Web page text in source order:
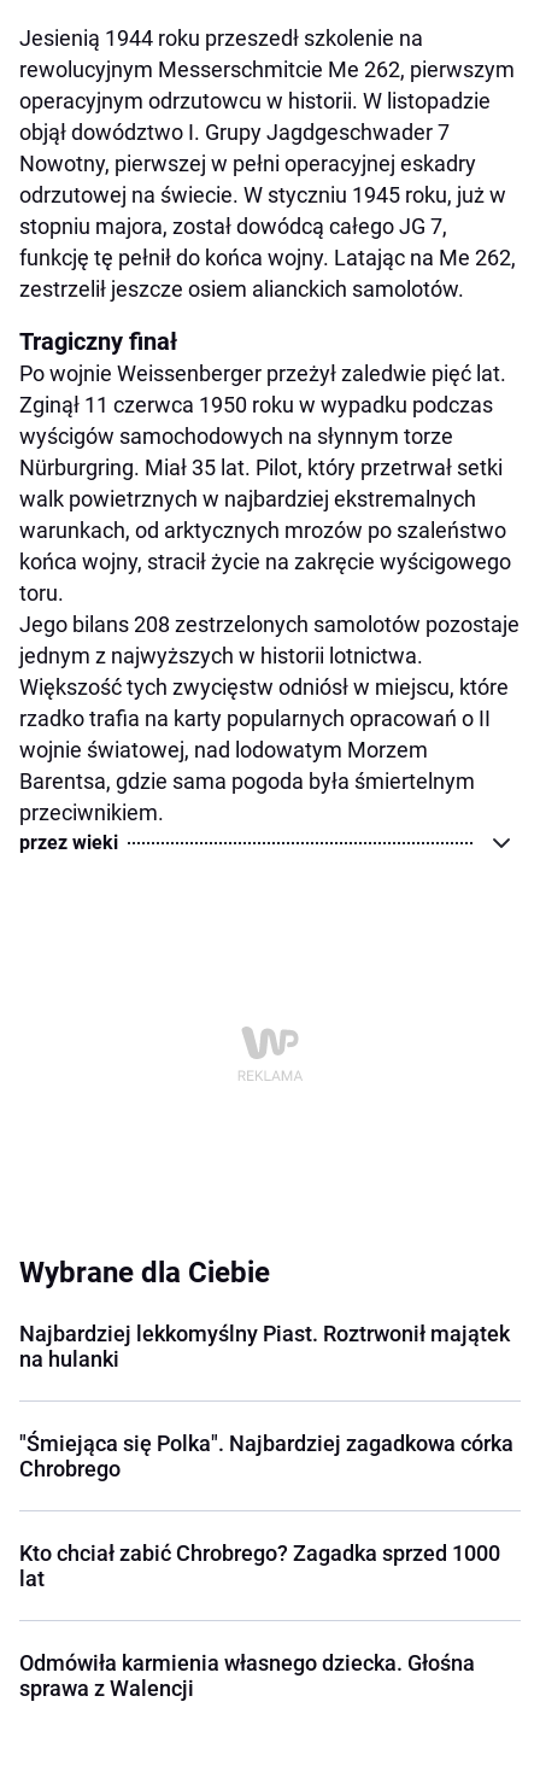
Jesienią 1944 roku przeszedł szkolenie na
rewolucyjnym Messerschmitcie Me 262, pierwszym
operacyjnym odrzutowcu w historii. W listopadzie
objął dowództwo I. Grupy Jagdgeschwader 7
Nowotny, pierwszej w pełni operacyjnej eskadry
odrzutowej na świecie. W styczniu 1945 roku, już w
stopniu majora, został dowódcą całego JG 7,
funkcję tę pełnił do końca wojny. Latając na Me 262,
zestrzelił jeszcze osiem alianckich samolotów.
Tragiczny finał
Po wojnie Weissenberger przeżył zaledwie pięć lat.
Zginął 11 czerwca 1950 roku w wypadku podczas
wyścigów samochodowych na słynnym torze
Nürburgring. Miał 35 lat. Pilot, który przetrwał setki
walk powietrznych w najbardziej ekstremalnych
warunkach, od arktycznych mrozów po szaleństwo
końca wojny, stracił życie na zakręcie wyścigowego
toru.
Jego bilans 208 zestrzelonych samolotów pozostaje
jednym z najwyższych w historii lotnictwa.
Większość tych zwycięstw odniósł w miejscu, które
rzadko trafia na karty popularnych opracowań o II
wojnie światowej, nad lodowatym Morzem
Barentsa, gdzie sama pogoda była śmiertelnym
przeciwnikiem.
przez wieki
Wybrane dla Ciebie
Najbardziej lekkomyślny Piast. Roztrwonił majątek
na hulanki
"Śmiejąca się Polka". Najbardziej zagadkowa córka
Chrobrego
Kto chciał zabić Chrobrego? Zagadka sprzed 1000
lat
Odmówiła karmienia własnego dziecka. Głośna
sprawa z Walencji